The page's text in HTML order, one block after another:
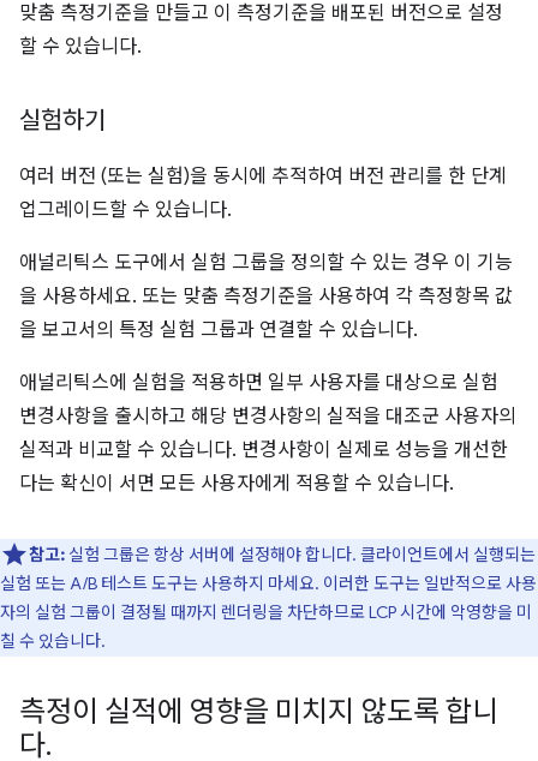
맞춤 측정기준을 만들고 이 측정기준을 배포된 버전으로 설정
할 수 있습니다.
실험하기
여러 버전 (또는 실험)을 동시에 추적하여 버전 관리를 한 단계
업그레이드할 수 있습니다.
애널리틱스 도구에서 실험 그룹을 정의할 수 있는 경우 이 기능
을 사용하세요. 또는 맞춤 측정기준을 사용하여 각 측정항목 값
을 보고서의 특정 실험 그룹과 연결할 수 있습니다.
애널리틱스에 실험을 적용하면 일부 사용자를 대상으로 실험
변경사항을 출시하고 해당 변경사항의 실적을 대조군 사용자의
실적과 비교할 수 있습니다. 변경사항이 실제로 성능을 개선한
다는 확신이 서면 모든 사용자에게 적용할 수 있습니다.
참고: 실험 그룹은 항상 서버에 설정해야 합니다. 클라이언트에서 실행되는
실험 또는 A/B 테스트 도구는 사용하지 마세요. 이러한 도구는 일반적으로 사용
자의 실험 그룹이 결정될 때까지 렌더링을 차단하므로 LCP 시간에 악영향을 미
칠 수 있습니다.
측정이 실적에 영향을 미치지 않도록 합니
다.